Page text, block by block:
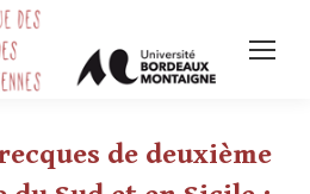
de deuxième